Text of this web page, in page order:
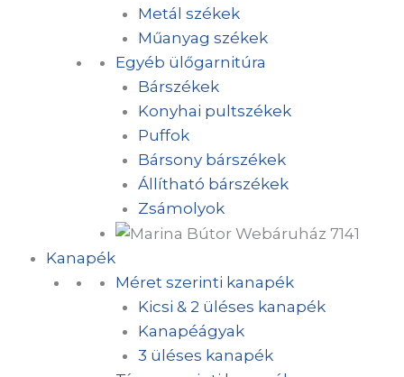
Metál székek
Műanyag székek
Egyéb ülőgarnitúra
Bárszékek
Konyhai pultszékek
Puffok
Bársony bárszékek
Állítható bárszékek
Zsámolyok
Kanapék
Méret szerinti kanapék
Kicsi & 2 üléses kanapék
Kanapéágyak
3 üléses kanapék